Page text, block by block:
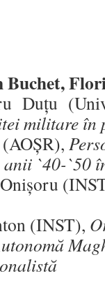
Duţu
militare în
`40-`50
(INST),